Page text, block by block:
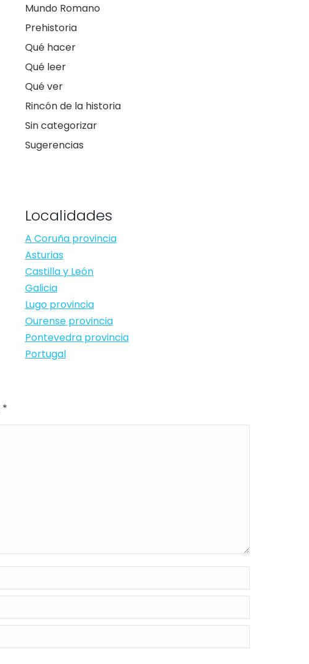
Mundo Romano
Prehistoria
Qué hacer
Qué leer
Qué ver
Rincón de la historia
Sin categorizar
Sugerencias
Localidades
A Coruña provincia
Asturias
Castilla y León
Galicia
Lugo provincia
Ourense provincia
Pontevedra provincia
Portugal
*